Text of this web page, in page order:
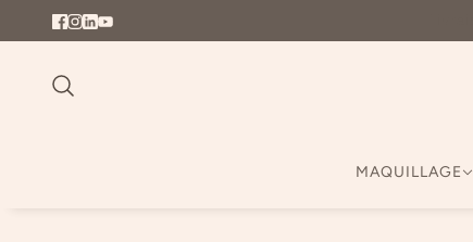
MAQUILLAGE